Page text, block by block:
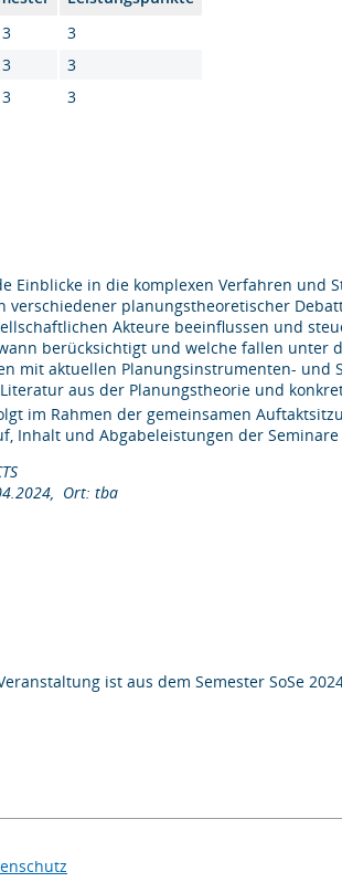
3
3
3
Einblicke in die komplexen Verfahren und
verschiedener planungstheoretischer
Akteure beeinflussen und
berücksichtigt und welche fallen unter
mit aktuellen Planungsinstrumenten- und
aus der Planungstheorie und
im Rahmen der gemeinsamen
Inhalt und Abgabeleistungen der
Ort: tba
ist aus dem Semester SoSe